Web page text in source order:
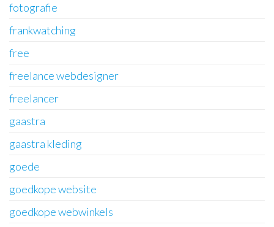
fotografie
frankwatching
free
freelance webdesigner
freelancer
gaastra
gaastra kleding
goede
goedkope website
goedkope webwinkels